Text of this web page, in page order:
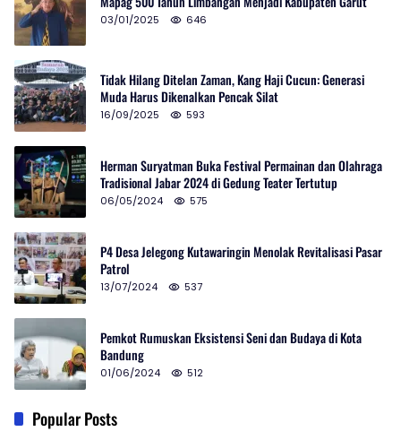
03/01/2025 646
Tidak Hilang Ditelan Zaman, Kang Haji Cucun: Generasi
Muda Harus Dikenalkan Pencak Silat
16/09/2025 593
Herman Suryatman Buka Festival Permainan dan Olahraga
Tradisional Jabar 2024 di Gedung Teater Tertutup
06/05/2024 575
P4 Desa Jelegong Kutawaringin Menolak Revitalisasi Pasar
Patrol
13/07/2024 537
Pemkot Rumuskan Eksistensi Seni dan Budaya di Kota
Bandung
01/06/2024 512
Popular Posts